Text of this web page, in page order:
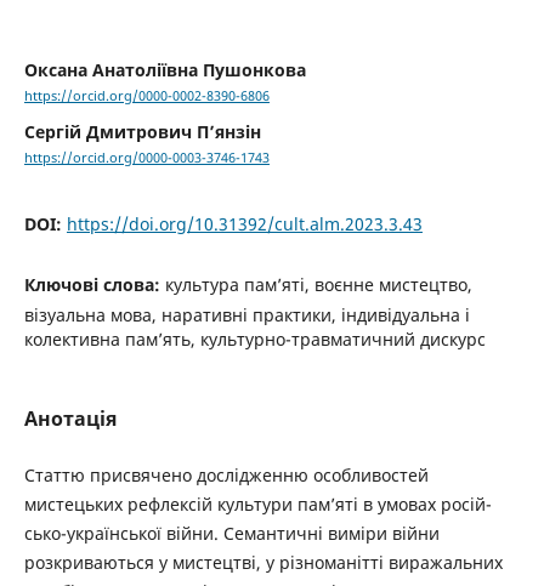
Оксана Анатоліївна Пушонкова
https://orcid.org/0000-0002-8390-6806
Сергій Дмитрович П’янзін
https://orcid.org/0000-0003-3746-1743
DOI: https://doi.org/10.31392/cult.alm.2023.3.43
Ключові слова: культура пам’яті, воєнне мистецтво,
візуальна мова, наративні практики, індивідуальна і
колективна пам’ять, культурно-травматичний дискурс
Анотація
Статтю присвячено дослідженню особливостей
мистецьких рефлексій культури пам’яті в умовах росій-
сько-української війни. Семантичні виміри війни
розкриваються у мистецтві, у різноманітті виражальних